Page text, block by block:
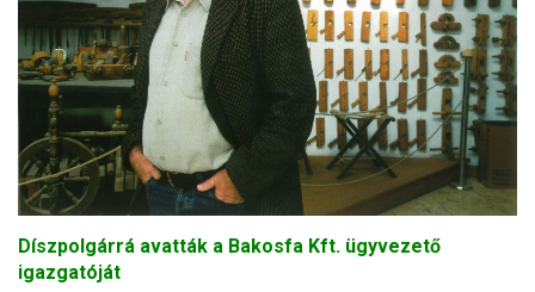
Díszpolgárrá avatták a Bakosfa Kft. ügyvezető
igazgatóját